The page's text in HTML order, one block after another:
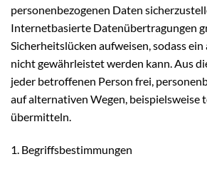
personenbezogenen Daten
Internetbasierte Datenübertragungen
Sicherheitslücken aufweisen, sodass
nicht gewährleistet werden kann. Aus
jeder betroffenen Person frei,
auf alternativen Wegen, beispielsweise
übermitteln.
1. Begriffsbestimmungen